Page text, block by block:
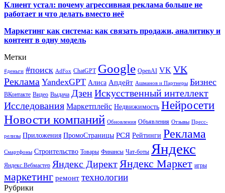
Клиент устал: почему агрессивная реклама больше не
работает и что делать вместо неё
Маркетинг как система: как связать продажи, аналитику и
контент в одну модель
Метки
#деньги #поиск AdFox ChatGPT Google OpenAI VK VK
Реклама YandexGPT Алиса Апдейт Ашманов и Партнеры Бизнес
ВКонтакте Видео Выдача ДзенИскусственный интеллект
Исследования Маркетплейс Недвижимость Нейросети
Новости компаний Обновления Объявления Отзывы Пресс-
релизы Приложения ПромоСтраницы РСЯ Рейтинги Реклама
Смартфоны Строительство Товары Финансы Чат-боты Яндекс
Яндекс.Вебмастер Яндекс ДиректЯндекс Маркет игры
маркетинг ремонт технологии
Рубрики